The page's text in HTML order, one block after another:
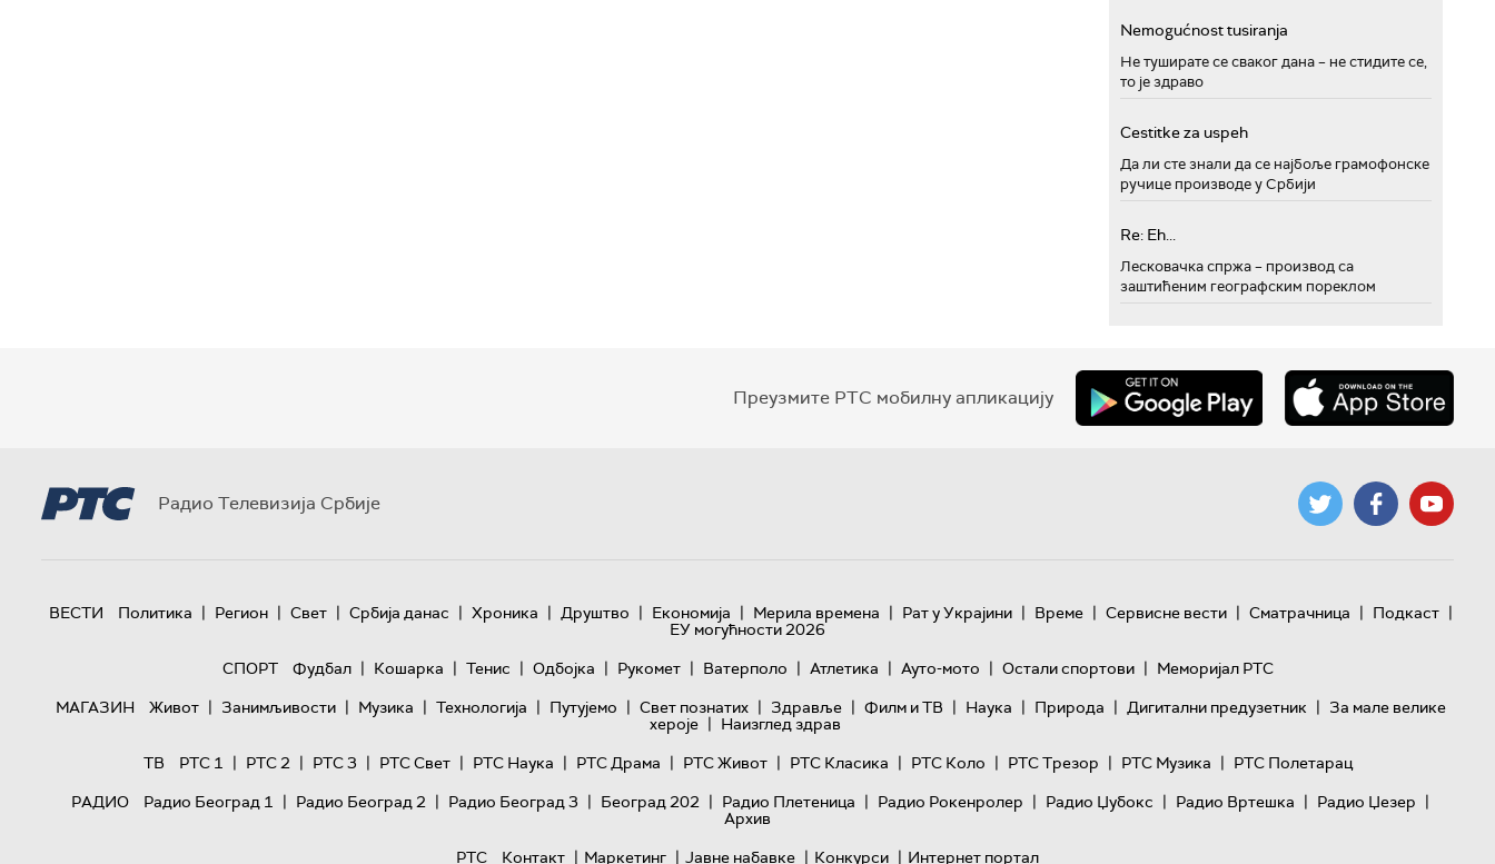
Nemogućnost tusiranja
Не туширате се сваког дана – не стидите се,
то је здраво
Cestitke za uspeh
Да ли сте знали да се најбоље грамофонске
ручице производе у Србији
Re: Eh...
Лесковачка спржа – производ са
заштићеним географским пореклом
Преузмите РТС мобилну апликацију
Радио Телевизија Србије
ВЕСТИ Политика | Регион | Свет | Србија данас | Хроника | Друштво | Економија | Мерила времена | Рат у Украјини | Време | Сервисне вести | Сматрачница | Подкаст |
ЕУ могућности 2026
СПОРТ
Фудбал | Кошарка | Тенис | Одбојка | Рукомет | Ватерполо | Атлетика | Ауто-мото | Остали спортови | Меморијал РТС
МАГАЗИН
Живот | Занимљивости | Музика | Технологијa | Путујемо | Свет познатих | Здравље | Филм и ТВ | Наука | Природа | Дигитални предузетник | За мале велике
хероје | Наизглед здрав
ТВ
РТС 1 | РТС 2 | РТС 3 | РТС Свет | РТС Наука | РТС Драма | РТС Живот | РТС Класика | РТС Коло | РТС Трезор | РТС Музика | РТС Полетарац
РАДИО
Радио Београд 1 | Радио Београд 2 | Радио Београд 3 | Београд 202 | Радио Плетеница | Радио Рокенролер | Радио Џубокс | Радио Вртешка | Радио Џезер |
Архив
РТС
Контакт | Маркетинг | Јавне набавке | Конкурси | Интернет портал